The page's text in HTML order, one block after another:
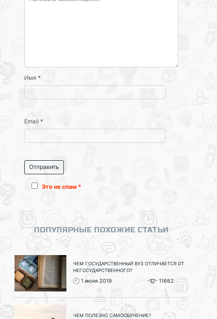
Имя *
Email *
Это не спам *
ПОПУЛЯРНЫЕ ПОХОЖИЕ СТАТЬИ
ЧЕМ ГОСУДАРСТВЕННЫЙ ВУЗ ОТЛИЧАЕТСЯ ОТ
НЕГОСУДАРСТВЕННОГО?
1 июня 2019 11662
ЧЕМ ПОЛЕЗНО САМООБУЧЕНИЕ?